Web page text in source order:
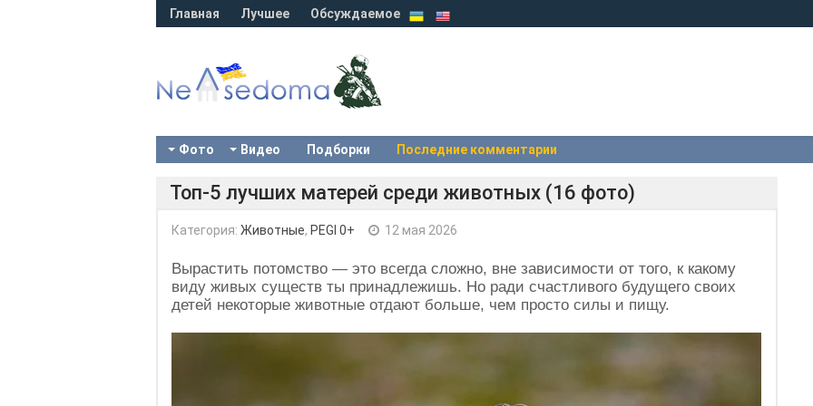
Главная Лучшее Обсуждаемое
Фото Видео Подборки Последние комментарии
Топ-5 лучших матерей среди животных (16 фото)
Категория: Животные, PEGI 0+ 12 мая 2026
Вырастить потомство — это всегда сложно, вне зависимости от того, к какому
виду живых существ ты принадлежишь. Но ради счастливого будущего своих
детей некоторые животные отдают больше, чем просто силы и пищу.